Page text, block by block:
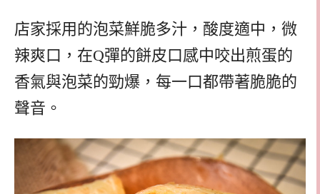
店家採用的泡菜鮮脆多汁，酸度適中，微
辣爽口，在Q彈的餅皮口感中咬出煎蛋的
香氣與泡菜的勁爆，每一口都帶著脆脆的
聲音。